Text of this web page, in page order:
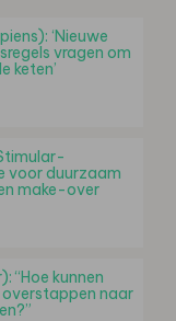
‘Nieuwe
vragen om
keten’
voor duurzaam
make-over
“Hoe kunnen
naar